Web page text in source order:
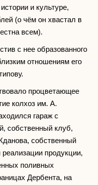
и культуре,
(о чём он хвастал в
всем).
с нее образованного
отношениям его
процветающее
колхоз им. А.
гараж с
собственный клуб,
собственный
продукции,
поливных
Дербента, на